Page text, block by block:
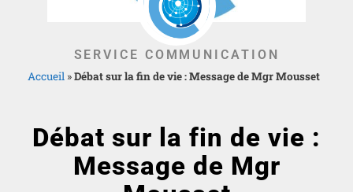
SERVICE COMMUNICATION
Accueil »Débat sur la fin de vie : Message de Mgr Mousset
Débat sur la fin de vie :
Message de Mgr